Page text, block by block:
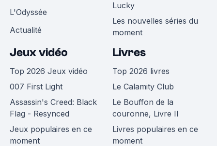
L'Odyssée
Actualité
Lucky
Les nouvelles séries du
moment
Jeux vidéo
Top 2026 Jeux vidéo
007 First Light
Assassin's Creed: Black
Flag - Resynced
Jeux populaires en ce
moment
Livres
Top 2026 livres
Le Calamity Club
Le Bouffon de la
couronne, Livre II
Livres populaires en ce
moment